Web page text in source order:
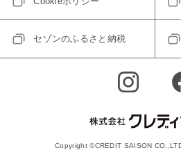
セゾンのふるさと納税
Copyright ©CREDIT SAISON